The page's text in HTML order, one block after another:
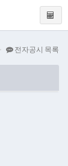
전자공시 목록